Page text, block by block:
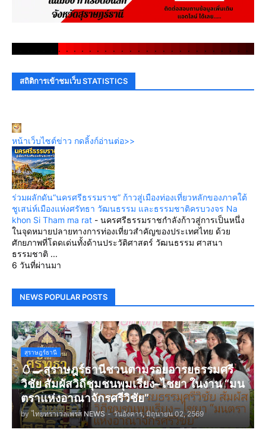
. . . . . . . . . . . . . . . . . . . . . . . .
สถิติการเข้าชมเว็บ STATISTICS
หน้าเว็บไซต์ข่าว กดลิ้งก์อ่านต่อ>>
ร่วมผลักดัน“นครศรีธรรมราช” ก้าวสู่เมืองท่องเที่ยวหลักของภาคใต้
ชูเสน่ห์เมืองแห่งศรัทธา วัฒนธรรม และธรรมชาติครบวงจร Na
khon Si Tham ma rat - นครศรีธรรมราชกำลังก้าวสู่การเป็นหนึ่ง
ในจุดหมายปลายทางการท่องเที่ยวสำคัญของประเทศไทย ด้วย
ศักยภาพที่โดดเด่นทั้งด้านประวัติศาสตร์ วัฒนธรรม ศาสนา
ธรรมชาติ ...
6 วันที่ผ่านมา
NEWS POPULAR POSTS
สุราษฎร์ธานี
🥚🍳สุราษฎร์ธานีชวนตามรอยอารยธรรมศรี
วิชัย สัมผัสวิถีชุมชนพุมเรียง–ไชยา ในงาน “มน
ตราแห่งอาณาจักรศรีวิชัย”
by ไทยทราเวลเพรส NEWS - วันอังคาร, มิถุนายน 02, 2569